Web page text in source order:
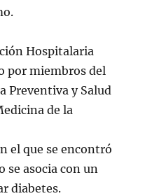
Hospitalaria
por miembros del
Preventiva y Salud
de la
el que se encontró
se asocia con un
diabetes.